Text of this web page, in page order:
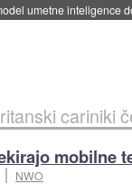
za agente umetne
cariniki
mobilne
NWO